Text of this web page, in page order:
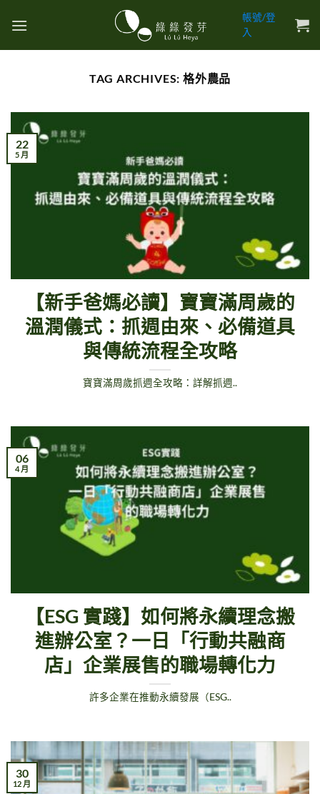
帳號/登
入
TAG ARCHIVES: 格外農品
【新手爸媽必讀】寶寶滿周歲的
溫潤儀式：抓週由來、必備道具
與傳統流程全攻略
寶寶滿周歲抓週全攻略：詳解抓週..
22
5 月
【ESG 實踐】如何將永續理念搬
進辦公室？一日「行動共融商
店」企業展售的職場轉化力
許多企業在推動永續發展（ESG..
06
4 月
30
12 月